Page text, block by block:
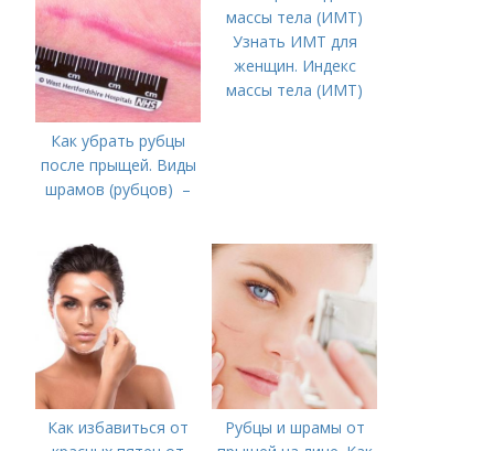
Как убрать рубцы
после прыщей. Виды
шрамов (рубцов) –
Узнать ИМТ для
женщин. Индекс
массы тела (ИМТ)
Как избавиться от
Рубцы и шрамы от